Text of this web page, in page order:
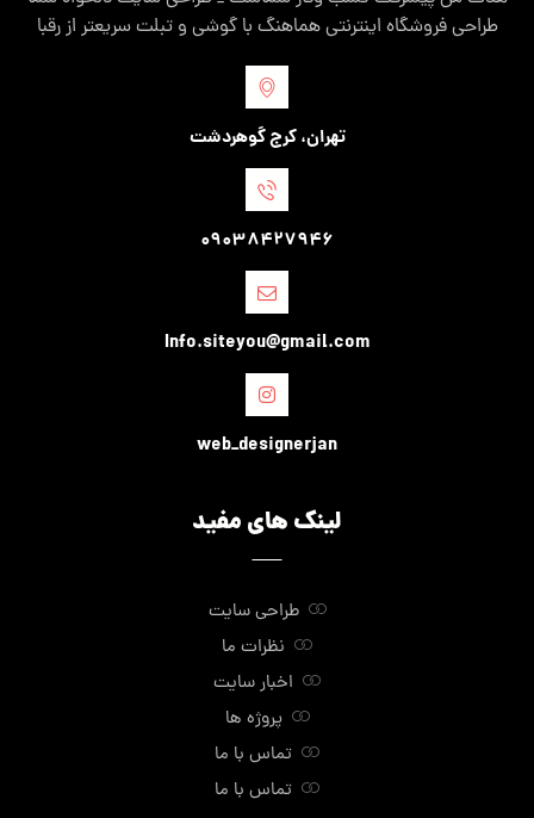
طراحی فروشگاه اینترنتی هماهنگ با گوشی و تبلت سریعتر از رقبا
تهران، کرج گوهردشت
09038427946
Info.siteyou@gmail.com
web_designerjan
لینک های مفید
طراحی سایت
نظرات ما
اخبار سایت
پروژه ها
تماس با ما
تماس با ما